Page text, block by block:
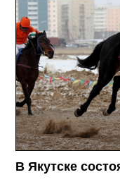
В Якутске